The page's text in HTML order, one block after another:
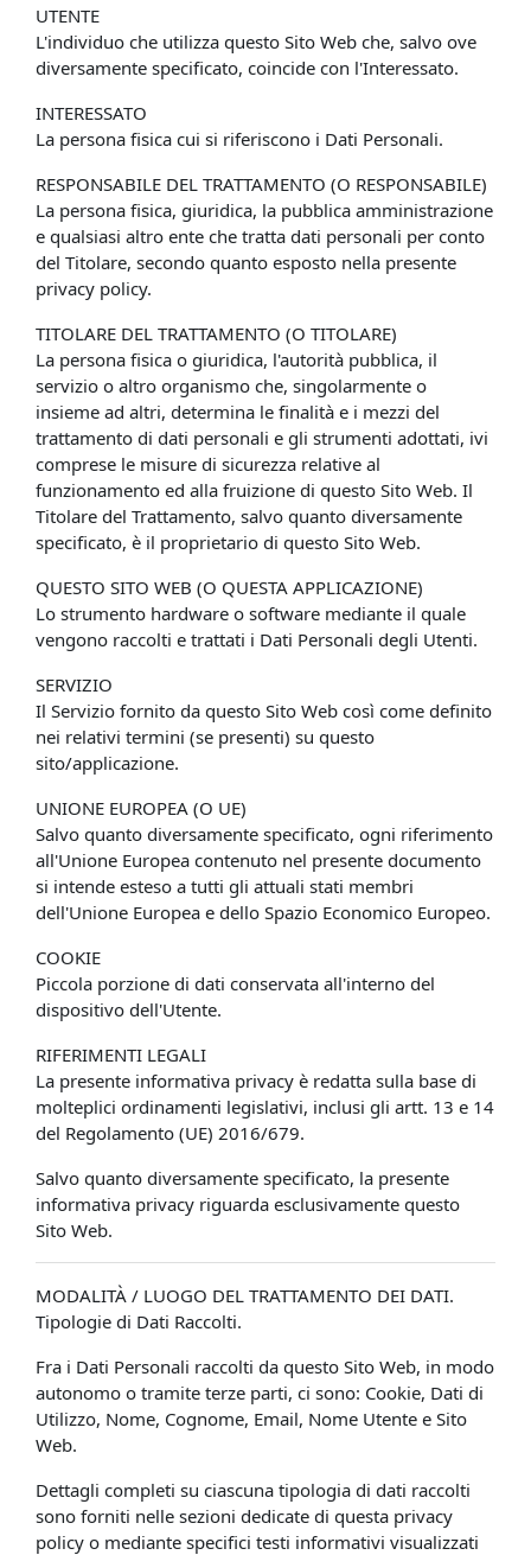
UTENTE
L'individuo che utilizza questo Sito Web che, salvo ove
diversamente specificato, coincide con l'Interessato.
INTERESSATO
La persona fisica cui si riferiscono i Dati Personali.
RESPONSABILE DEL TRATTAMENTO (O RESPONSABILE)
La persona fisica, giuridica, la pubblica amministrazione
e qualsiasi altro ente che tratta dati personali per conto
del Titolare, secondo quanto esposto nella presente
privacy policy.
TITOLARE DEL TRATTAMENTO (O TITOLARE)
La persona fisica o giuridica, l'autorità pubblica, il
servizio o altro organismo che, singolarmente o
insieme ad altri, determina le finalità e i mezzi del
trattamento di dati personali e gli strumenti adottati, ivi
comprese le misure di sicurezza relative al
funzionamento ed alla fruizione di questo Sito Web. Il
Titolare del Trattamento, salvo quanto diversamente
specificato, è il proprietario di questo Sito Web.
QUESTO SITO WEB (O QUESTA APPLICAZIONE)
Lo strumento hardware o software mediante il quale
vengono raccolti e trattati i Dati Personali degli Utenti.
SERVIZIO
Il Servizio fornito da questo Sito Web così come definito
nei relativi termini (se presenti) su questo
sito/applicazione.
UNIONE EUROPEA (O UE)
Salvo quanto diversamente specificato, ogni riferimento
all'Unione Europea contenuto nel presente documento
si intende esteso a tutti gli attuali stati membri
dell'Unione Europea e dello Spazio Economico Europeo.
COOKIE
Piccola porzione di dati conservata all'interno del
dispositivo dell'Utente.
RIFERIMENTI LEGALI
La presente informativa privacy è redatta sulla base di
molteplici ordinamenti legislativi, inclusi gli artt. 13 e 14
del Regolamento (UE) 2016/679.
Salvo quanto diversamente specificato, la presente
informativa privacy riguarda esclusivamente questo
Sito Web.
MODALITÀ / LUOGO DEL TRATTAMENTO DEI DATI.
Tipologie di Dati Raccolti.
Fra i Dati Personali raccolti da questo Sito Web, in modo
autonomo o tramite terze parti, ci sono: Cookie, Dati di
Utilizzo, Nome, Cognome, Email, Nome Utente e Sito
Web.
Dettagli completi su ciascuna tipologia di dati raccolti
sono forniti nelle sezioni dedicate di questa privacy
policy o mediante specifici testi informativi visualizzati